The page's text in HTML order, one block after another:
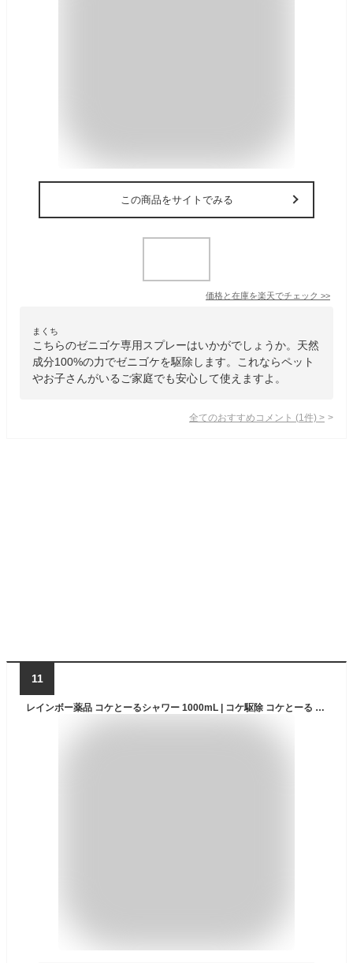
この商品をサイトでみる
価格と在庫を楽天でチェック >>
まくち
こちらのゼニゴケ専用スプレーはいかがでしょうか。天然
成分100%の力でゼニゴケを駆除します。これならペット
やお子さんがいるご家庭でも安心して使えますよ。
全てのおすすめコメント (1 件) >
11
レインボー薬品 コケとーるシャワー 1000mL | コケ駆除 コケとーる レインボー薬品 シャワータイプ 駆除剤 エコパウチ 玄関周り コンクリート テラス 庭 駐車場 ベランダ 墓石 タイル エクステリア 苔 ゼニゴケ 水洗い不要 直接スプレー 殺菌剤 殺虫剤 消毒剤 除草剤